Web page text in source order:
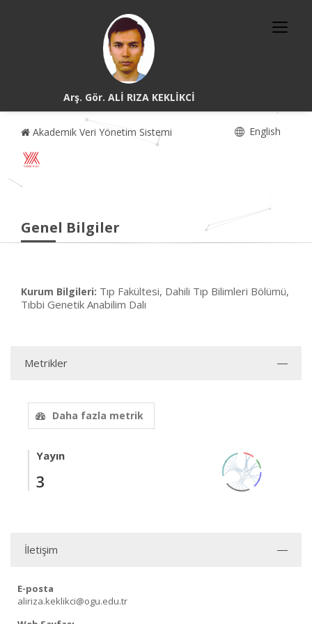
Arş. Gör. ALİ RIZA KEKLİKCİ
Akademik Veri Yönetim Sistemi English
Genel Bilgiler
Kurum Bilgileri: Tıp Fakültesi, Dahili Tıp Bilimleri Bölümü,
Tıbbi Genetik Anabilim Dalı
Metrikler
Daha fazla metrik
Yayın
3
İletişim
E-posta
aliriza.keklikci@ogu.edu.tr